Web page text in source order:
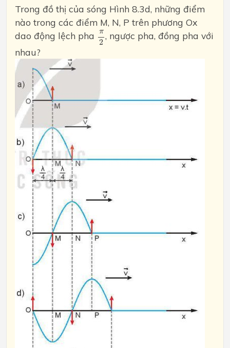
Trong đồ thị của sóng Hình 8.3d, những điểm
nào trong các điểm M, N, P trên phương Ox
dao động lệch pha
π
2
π2
, ngược pha, đồng pha với
nhau?